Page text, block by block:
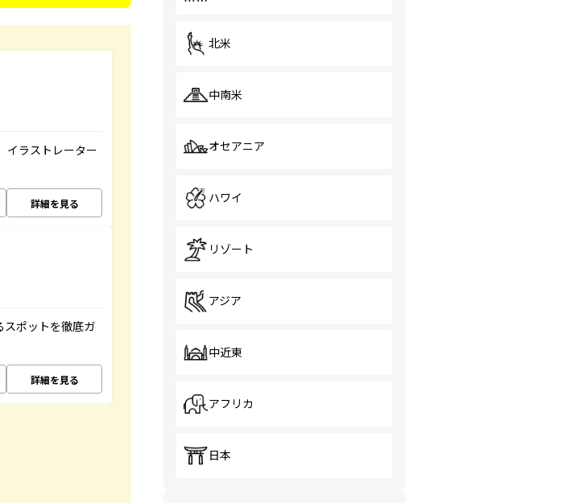
イラストレーター
詳細を見る
スポットを徹底ガ
詳細を見る
北米
中南米
オセアニア
ハワイ
リゾート
アジア
中近東
アフリカ
日本